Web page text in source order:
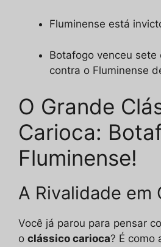
Fluminense está
Botafogo venceu sete
contra o Fluminense
O Grande
Carioca:
Fluminense!
A Rivalidade em
Você já parou para pensar
o clássico carioca? É como